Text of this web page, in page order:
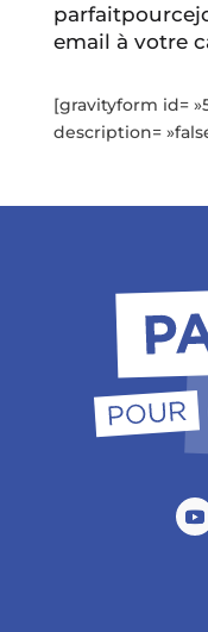
email à votre
[gravityform id=
description=